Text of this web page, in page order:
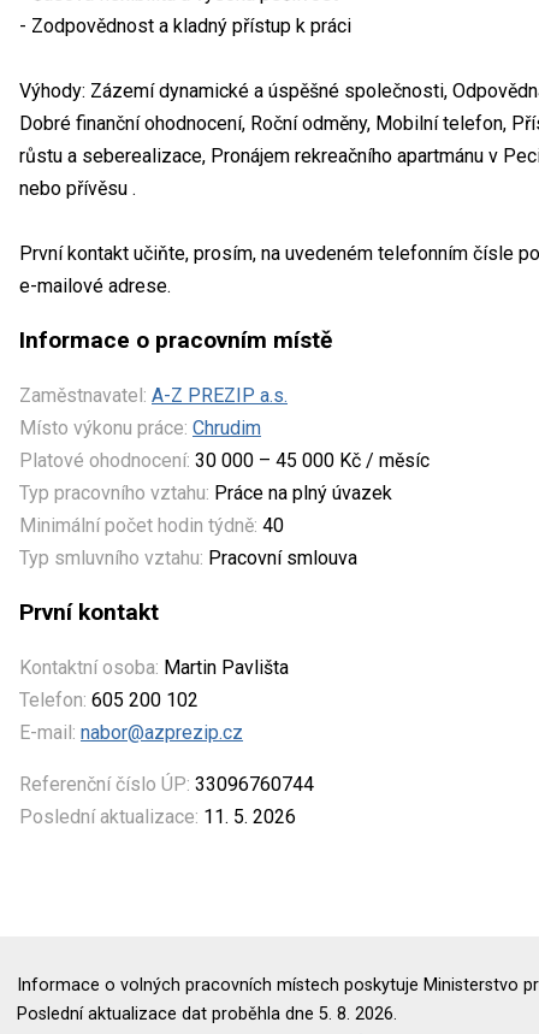
- Zodpovědnost a kladný přístup k práci
Výhody: Zázemí dynamické a úspěšné společnosti,
Dobré finanční ohodnocení, Roční odměny, Mobilní telefon,
růstu a seberealizace, Pronájem rekreačního apartmánu v
nebo přívěsu .
První kontakt učiňte, prosím, na uvedeném telefonním čísle
e-mailové adrese.
Informace o pracovním místě
Zaměstnavatel: A-Z PREZIP a.s.
Místo výkonu práce: Chrudim
Platové ohodnocení: 30 000 – 45 000 Kč / měsíc
Typ pracovního vztahu: Práce na plný úvazek
Minimální počet hodin týdně: 40
Typ smluvního vztahu: Pracovní smlouva
První kontakt
Kontaktní osoba: Martin Pavlišta
Telefon: 605 200 102
E-mail: nabor@azprezip.cz
Referenční číslo ÚP: 33096760744
Poslední aktualizace: 11. 5. 2026
Informace o volných pracovních místech poskytuje Ministerstvo
Poslední aktualizace dat proběhla dne 5. 8. 2026.